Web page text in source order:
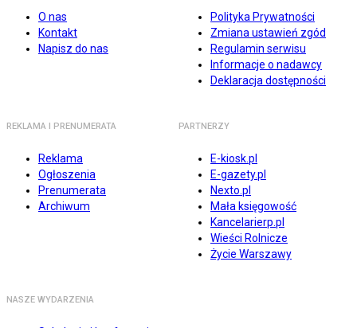
O nas
Kontakt
Napisz do nas
Polityka Prywatności
Zmiana ustawień zgód
Regulamin serwisu
Informacje o nadawcy
Deklaracja dostępności
REKLAMA I PRENUMERATA
Reklama
Ogłoszenia
Prenumerata
Archiwum
PARTNERZY
E-kiosk.pl
E-gazety.pl
Nexto.pl
Mała księgowość
Kancelarierp.pl
Wieści Rolnicze
Życie Warszawy
NASZE WYDARZENIA